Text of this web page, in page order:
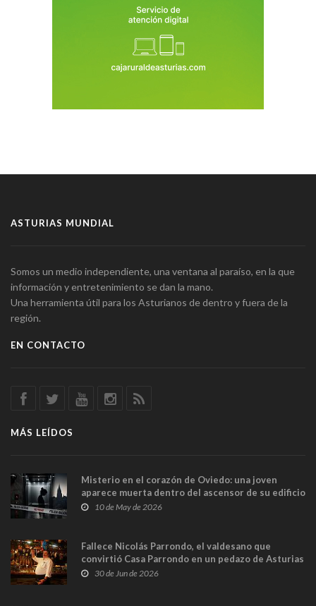
ASTURIAS MUNDIAL
Somos un medio independiente, una ventana al paraíso, en la que
información y entretenimiento se dan la mano.
Una herramienta útil para los Asturianos de dentro y fuera de la
región.
EN CONTACTO
MÁS LEÍDOS
Misterio en el corazón de Oviedo: una joven
aparece muerta dentro del ascensor de su edificio
y las cámaras captan sus últimos minutos
10 de May de 2026
Fallece Nicolás Parrondo, el valdesano que
convirtió Casa Parrondo en un pedazo de Asturias
en Madrid
30 de Jun de 2026